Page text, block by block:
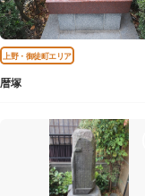
上野・御徒町エリア
暦塚